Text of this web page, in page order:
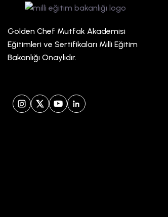
Golden Chef Mutfak Akademisi
Eğitimleri ve Sertifikaları Milli Eğitim
Bakanlığı Onaylıdır.
Instagram
X (Twitter)
YouTubeLinkedIn